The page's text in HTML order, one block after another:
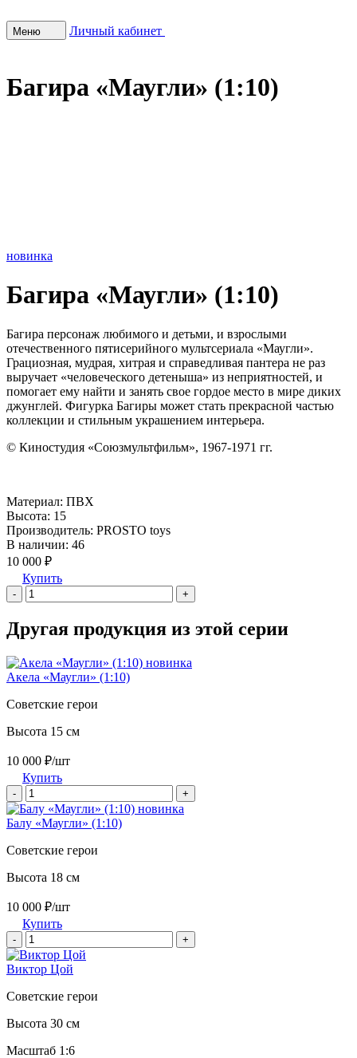
Меню Личный кабинет
Багира «Маугли» (1:10)
новинка
Багира «Маугли» (1:10)
Багира персонаж любимого и детьми, и взрослыми
отечественного пятисерийного мультсериала «Маугли».
Грациозная, мудрая, хитрая и справедливая пантера не раз
выручает «человеческого детеныша» из неприятностей, и
помогает ему найти и занять свое гордое место в мире диких
джунглей. Фигурка Багиры может стать прекрасной частью
коллекции и стильным украшением интерьера.
© Киностудия «Союзмультфильм», 1967-1971 гг.
Материал: ПВХ
Высота: 15
Производитель: PROSTO toys
В наличии: 46
10 000 ₽
Купить
- +
Другая продукция из этой серии
новинка
Акела «Маугли» (1:10)
Советские герои
Высота 15 см
10 000 ₽/шт
Купить
- +
новинка
Балу «Маугли» (1:10)
Советские герои
Высота 18 см
10 000 ₽/шт
Купить
- +
Виктор Цой
Советские герои
Высота 30 см
Масштаб 1:6